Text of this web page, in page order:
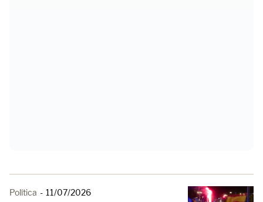
Política - 11/07/2026